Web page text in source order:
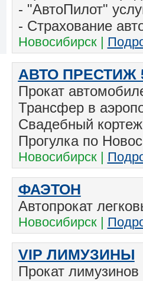
- "АвтоПилот"
- Страхование
Новосибирск |
АВТО ПРЕСТИЖ
Прокат
Трансфер в
Свадебный
Прогулка по
Новосибирск |
ФАЭТОН
Автопрокат
Новосибирск |
VIP ЛИМУЗИНЫ
Прокат